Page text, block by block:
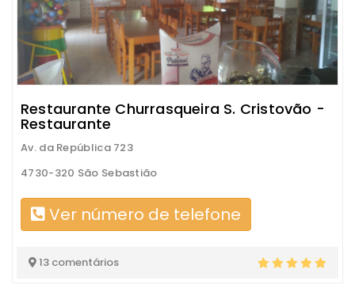
Restaurante Churrasqueira S. Cristovão -
Restaurante
Av. da República 723
4730-320 São Sebastião
Ver número de telefone
13 comentários